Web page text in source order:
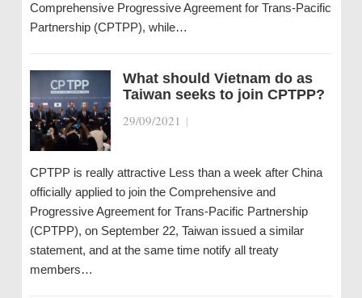
Comprehensive Progressive Agreement for Trans-Pacific
Partnership (CPTPP), while…
What should Vietnam do as
Taiwan seeks to join CPTPP?
29/09/2021 |
CPTPP is really attractive Less than a week after China
officially applied to join the Comprehensive and
Progressive Agreement for Trans-Pacific Partnership
(CPTPP), on September 22, Taiwan issued a similar
statement, and at the same time notify all treaty
members…